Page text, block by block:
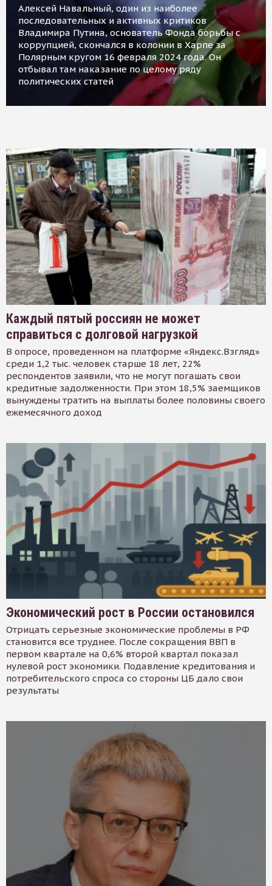
Алексей Навальный, один из наиболее
последовательных и активных критиков
Владимира Путина, основатель Фонда борьбы с
коррупцией, скончался в колонии в Харпе за
Полярным кругом 16 февраля 2024 года. Он
отбывал там наказание по целому ряду
политических статей
Каждый пятый россиян не может
справиться с долговой нагрузкой
В опросе, проведенном на платформе «Яндекс.Взгляд»
среди 1,2 тыс. человек старше 18 лет, 22%
респондентов заявили, что не могут погашать свои
кредитные задолженности. При этом 18,5% заемщиков
вынуждены тратить на выплаты более половины своего
ежемесячного доход
Экономический рост в России остановился
Отрицать серьезные экономические проблемы в РФ
становится все труднее. После сокращения ВВП в
первом квартале на 0,6% второй квартал показал
нулевой рост экономики. Подавление кредитования и
потребительского спроса со стороны ЦБ дало свои
результаты